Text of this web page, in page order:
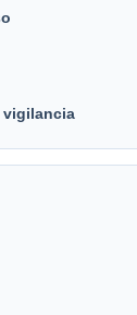
vigilancia